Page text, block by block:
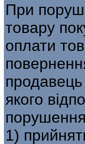
При
товару
оплати
якого
1)